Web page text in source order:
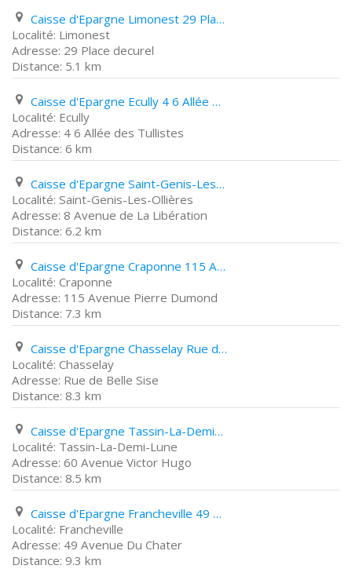
Caisse d'Epargne Limonest 29 Place decurel
Limonest
29 Place decurel
5.1 km
Caisse d'Epargne Ecully 4 6 Allée des Tullistes
Ecully
4 6 Allée des Tullistes
6 km
Caisse d'Epargne Saint-Genis-Les-Ollières 8 Avenue de La Libération
Saint-Genis-Les-Ollières
8 Avenue de La Libération
6.2 km
Caisse d'Epargne Craponne 115 Avenue Pierre Dumond
Craponne
115 Avenue Pierre Dumond
7.3 km
Caisse d'Epargne Chasselay Rue de Belle Sise
Chasselay
Rue de Belle Sise
8.3 km
Caisse d'Epargne Tassin-La-Demi-Lune 60 Avenue Victor Hugo
Tassin-La-Demi-Lune
60 Avenue Victor Hugo
8.5 km
Caisse d'Epargne Francheville 49 Avenue Du Chater
Francheville
49 Avenue Du Chater
9.3 km